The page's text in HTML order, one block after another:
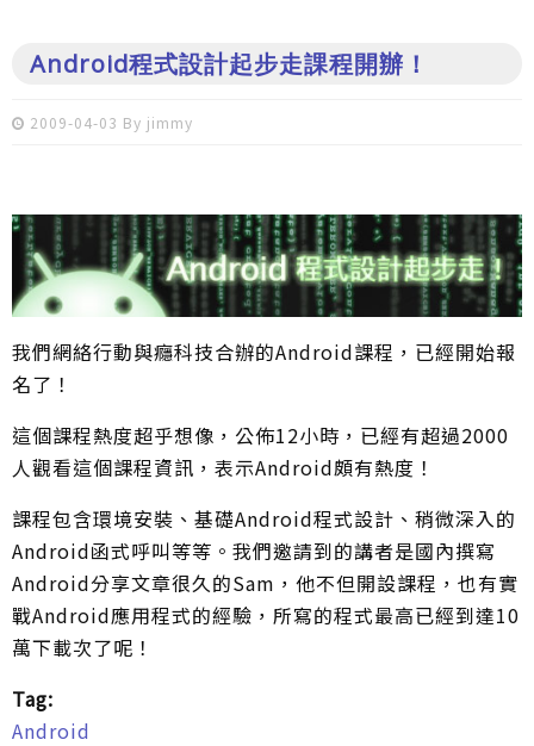
Android程式設計起步走課程開辦！
2009-04-03 By jimmy
我們網絡行動與癮科技合辦的Android課程，已經開始報
名了！
這個課程熱度超乎想像，公佈12小時，已經有超過2000
人觀看這個課程資訊，表示Android頗有熱度！
課程包含環境安裝、基礎Android程式設計、稍微深入的
Android函式呼叫等等。我們邀請到的講者是國內撰寫
Android分享文章很久的Sam，他不但開設課程，也有實
戰Android應用程式的經驗，所寫的程式最高已經到達10
萬下載次了呢！
Tag:
Android